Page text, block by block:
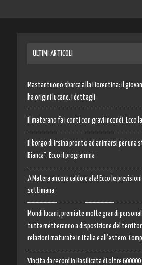
ULTIMI ARTICOLI
Mastantuono sbarca alla Fiorentina: il
ha origini lucane. I dettagli
Il materano fa i conti con gravi incendi. Ecco
Il borgo di Irsina pronto ad animarsi per
Bianca”. Ecco il programma
A Matera ancora caldo e afa! Ecco le
settimana
Mondi lucani, premiate molte grandi
tutte metteranno a disposizione del
relazioni maturate in Italia e all’estero.
Vincita da record in Basilicata di oltre 600000